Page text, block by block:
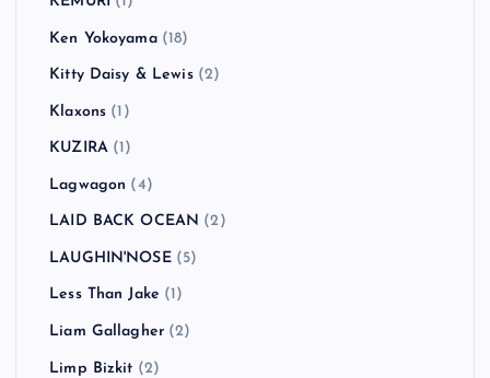
Ken Yokoyama(18)
Kitty Daisy & Lewis(2)
Klaxons (1)
KUZIRA(1)
Lagwagon (4)
LAID BACK OCEAN (2)
LAUGHIN'NOSE(5)
Less Than Jake (1)
Liam Gallagher (2)
Limp Bizkit (2)